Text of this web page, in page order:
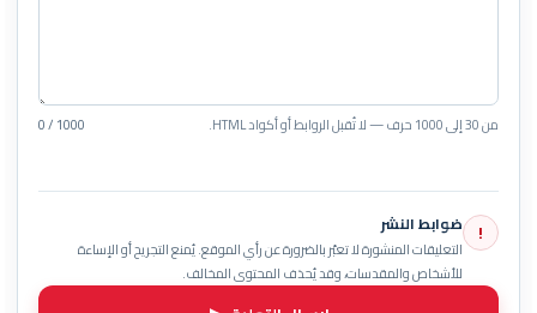
من 30 إلى 1000 حرف — لا تُقبل الروابط أو أكواد HTML. 0 / 1000
! ضوابط النشر
التعليقات المنشورة لا تعبّر بالضرورة عن رأي الموقع. يُمنع التجريح أو الإساءة
للأشخاص والمقدسات، وقد يُحذف المحتوى المخالف.